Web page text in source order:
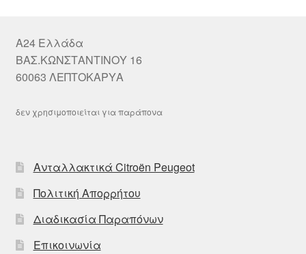
A24 Ελλάδα
ΒΑΣ.ΚΩΝΣΤΑΝΤΙΝΟΥ 16
60063 ΛΕΠΤΟΚΑΡΥΑ
δεν χρησιμοποιείται για παράπονα
Ανταλλακτικά Citroën Peugeot
Πολιτική Απορρήτου
Διαδικασία Παραπόνων
Επικοινωνία